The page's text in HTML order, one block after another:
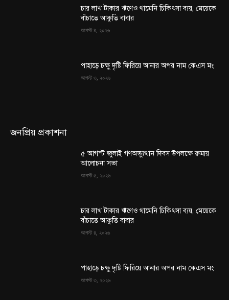
চার লাখ টাকার ঋণেও থামেনি চিকিৎসা ব্যয়, মেয়েকে
বাঁচাতে আকুতি বাবার
আগস্ট ৪, ২০২৬
পাহাড়ে চক্ষু দৃষ্টি ফিরিয়ে আনার অপর নাম কেএস মং
আগস্ট ৩, ২০২৬
জনপ্রিয় প্রকাশনা
৫ আগস্ট জুলাই গণঅভ্যুত্থান দিবস উপলক্ষে রুমায়
আলোচনা সভা
আগস্ট ৫, ২০২৬
চার লাখ টাকার ঋণেও থামেনি চিকিৎসা ব্যয়, মেয়েকে
বাঁচাতে আকুতি বাবার
আগস্ট ৪, ২০২৬
পাহাড়ে চক্ষু দৃষ্টি ফিরিয়ে আনার অপর নাম কেএস মং
আগস্ট ৩, ২০২৬